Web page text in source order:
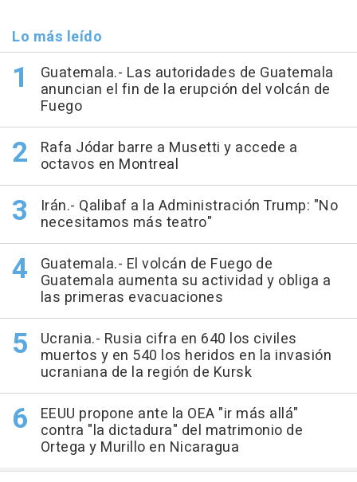
Lo más leído
Guatemala.- Las autoridades de Guatemala
anuncian el fin de la erupción del volcán de
Fuego
Rafa Jódar barre a Musetti y accede a
octavos en Montreal
Irán.- Qalibaf a la Administración Trump: "No
necesitamos más teatro"
Guatemala.- El volcán de Fuego de
Guatemala aumenta su actividad y obliga a
las primeras evacuaciones
Ucrania.- Rusia cifra en 640 los civiles
muertos y en 540 los heridos en la invasión
ucraniana de la región de Kursk
EEUU propone ante la OEA "ir más allá"
contra "la dictadura" del matrimonio de
Ortega y Murillo en Nicaragua